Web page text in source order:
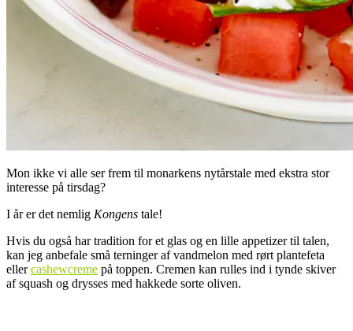
Mon ikke vi alle ser frem til monarkens nytårstale med ekstra stor
interesse på tirsdag?
I år er det nemlig Kongens tale!
Hvis du også har tradition for et glas og en lille appetizer til talen,
kan jeg anbefale små terninger af vandmelon med rørt plantefeta
ellercashewcreme på toppen. Cremen kan rulles ind i tynde skiver
af squash og drysses med hakkede sorte oliven.